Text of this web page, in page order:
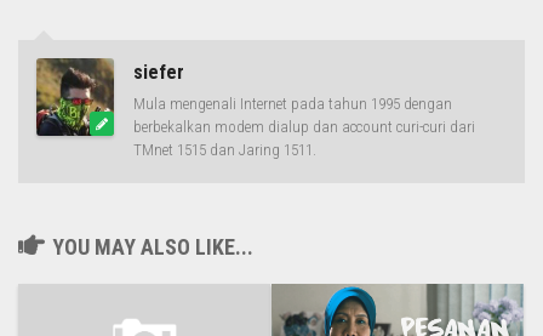
siefer
Mula mengenali Internet pada tahun 1995 dengan
berbekalkan modem dialup dan account curi-curi dari
TMnet 1515 dan Jaring 1511.
YOU MAY ALSO LIKE...